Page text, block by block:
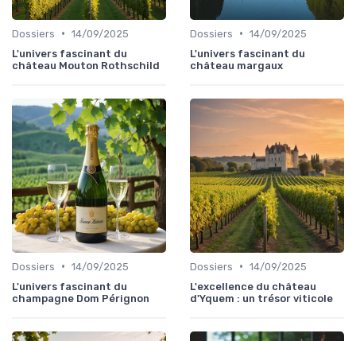
Dossiers • 14/09/2025
L'univers fascinant du
château Mouton Rothschild
Dossiers • 14/09/2025
L'univers fascinant du
château margaux
Dossiers • 14/09/2025
L'univers fascinant du
champagne Dom Pérignon
Dossiers • 14/09/2025
L'excellence du château
d'Yquem : un trésor viticole